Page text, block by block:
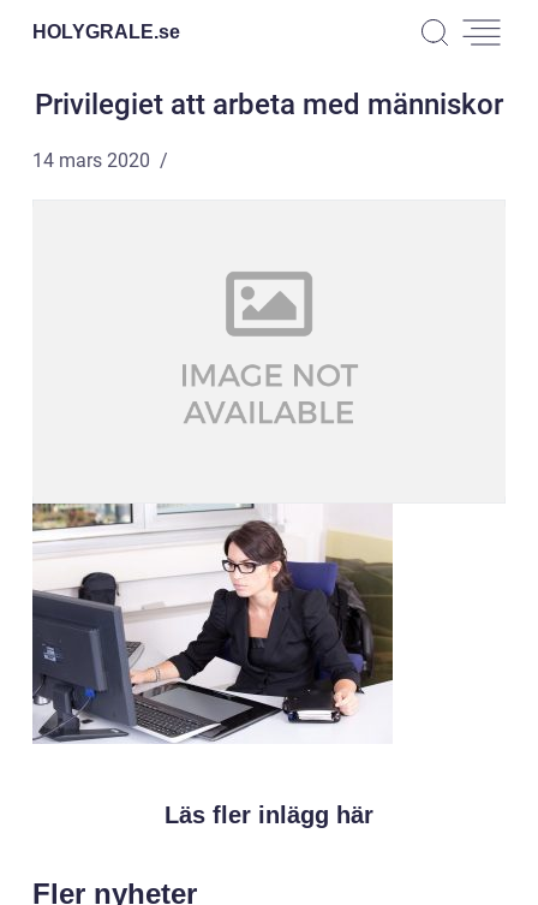
HOLYGRALE.se
Privilegiet att arbeta med människor
14 mars 2020
Läs fler inlägg här
Fler nyheter